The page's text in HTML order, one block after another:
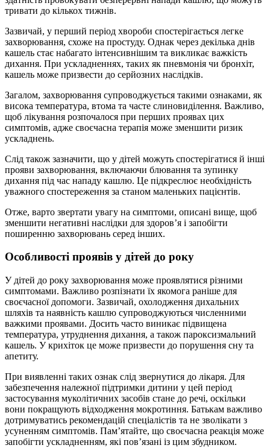
тривати до кількох тижнів.
Зазвичай, у перший період хвороби спостерігається легке
захворювання, схоже на простуду. Однак через декілька днів
кашель стає набагато інтенсивнішим та викликає важкість
дихання. При ускладненнях, таких як пневмонія чи бронхіт,
кашель може призвести до серйозних наслідків.
Загалом, захворювання супроводжується такими ознаками, як
висока температура, втома та часте слиновиділення. Важливо,
щоб лікування розпочалося при перших проявах цих
симптомів, адже своєчасна терапія може зменшити ризик
ускладнень.
Слід також зазначити, що у дітей можуть спостерігатися й інші
прояви захворювання, включаючи блювання та зупинку
дихання під час нападу кашлю. Це підкреслює необхідність
уважного спостереження за станом маленьких пацієнтів.
Отже, варто звертати увагу на симптоми, описані вище, щоб
зменшити негативні наслідки для здоров’я і запобігти
поширенню захворювань серед інших.
Особливості проявів у дітей до року
У дітей до року захворювання може проявлятися різними
симптомами. Важливо розпізнати їх якомога раніше для
своєчасної допомоги. Зазвичай, охолодження дихальних
шляхів та наявність кашлю супроводжуються численними
важкими проявами. Досить часто виникає підвищена
температура, утруднення дихання, а також пароксизмальний
кашель. У крихіток це може призвести до порушення сну та
апетиту.
При виявленні таких ознак слід звернутися до лікаря. Для
забезпечення належної підтримки дитини у цей період
застосування муколітичних засобів стане до речі, оскільки
вони покращують відходження мокротиння. Батькам важливо
дотримуватись рекомендацій спеціалістів та не зволікати з
усуненням симптомів. Пам’ятайте, що своєчасна реакція може
запобігти ускладненням, які пов’язані із цим збудником.